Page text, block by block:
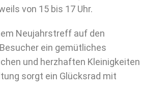
von 15 bis 17 Uhr.
Neujahrstreff auf den
ein gemütliches
und herzhaften Kleinigkeiten
sorgt ein Glücksrad mit